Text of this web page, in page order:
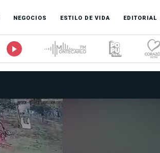
NEGOCIOS ESTILO DE VIDA EDITORIAL